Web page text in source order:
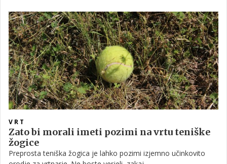
VRT
Zato bi morali imeti pozimi na vrtu teniške
žogice
Preprosta teniška žogica je lahko pozimi izjemno učinkovito